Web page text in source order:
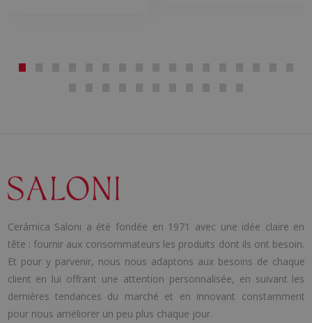
Cerámica Saloni a été fondée en 1971 avec une idée claire en
tête : fournir aux consommateurs les produits dont ils ont besoin.
Et pour y parvenir, nous nous adaptons aux besoins de chaque
client en lui offrant une attention personnalisée, en suivant les
dernières tendances du marché et en innovant constamment
pour nous améliorer un peu plus chaque jour.